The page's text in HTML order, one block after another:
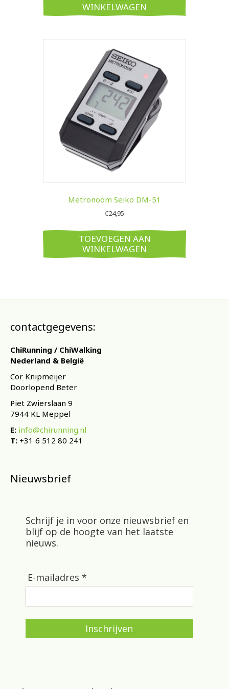
WINKELWAGEN
Metronoom Seiko DM-51
€24,95
TOEVOEGEN AAN
WINKELWAGEN
contactgegevens:
ChiRunning / ChiWalking
Nederland & België
Cor Knipmeijer
Doorlopend Beter
Piet Zwierslaan 9
7944 KL Meppel
E: info@chirunning.nl
T: +31 6 512 80 241
Nieuwsbrief
Schrijf je in voor onze nieuwsbrief en
blijf op de hoogte van het laatste
nieuws.
E-mailadres *
Inschrijven